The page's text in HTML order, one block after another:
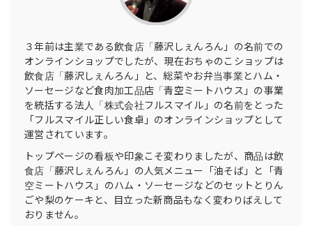
３年前は主業である飲食店「藤沢しぇんろん」の名前での
オンラインショップでしたが、現在おちゃのこショップは
飲食店「藤沢しぇんろん」と、総菜やお弁当事業とハム・
ソーセージなど食肉加工品店「青空ミートハウス」の事業
を統括する法人「株式会社フルスマイル」の名前をとった
「フルスマイル正しい食卓」のオンラインショップとして
運営されています。
トップページの看板や印象こそ変わりましたが、商品は飲
食店「藤沢しぇんろん」の人気メニュー「油そば」と「青
空ミートハウス」のハム・ソーセージなどのセットとりん
ごや梨のケーキと、目立った新商品もなく変わりばえして
おりません。